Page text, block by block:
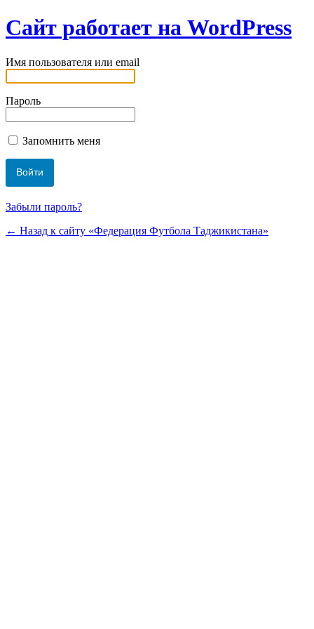
Сайт работает на WordPress
Имя пользователя или email
Пароль
Запомнить меня
Забыли пароль?
← Назад к сайту «Федерация Футбола Таджикистана»